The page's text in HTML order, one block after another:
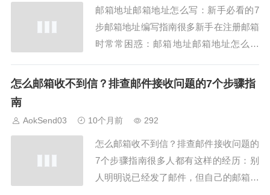
户、...
邮箱地址邮箱地址怎么写：新手必看的7
步邮箱地址编写指南很多新手在注册邮箱
时常常困惑：邮箱地址邮箱地址怎么写
本文为新手总结了7步邮箱地址编写指
部分邮箱地址用户名应由字母、数字或少
量...
怎么邮箱收不到信？排查邮件接收问题的7个步骤指
南
AokSend03 10个月前 292
怎么邮箱收不到信？排查邮件接收问题的
7个步骤指南很多人都有这样的经历：别
人明明说已经发了邮件，但自己的邮箱却